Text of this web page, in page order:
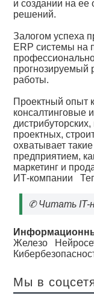
и создании на ее
решений.
Залогом успеха
ERP системы на
прогнозируемый
работы.
Проектный опыт
консалтинговые
проектных,
охватывает
предприятием,
маркетинг и
ИТ-компании
✆Читать IT-
Железо
Мы в